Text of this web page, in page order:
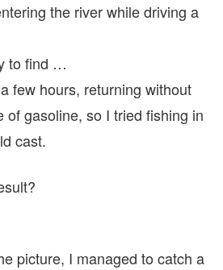
the river while driving a
to find …
few hours, returning without
of gasoline, so I tried fishing in
cast.
picture, I managed to catch a